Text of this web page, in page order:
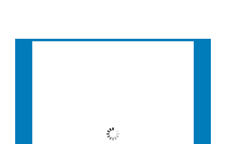
Wind Gust: 14 Km/h